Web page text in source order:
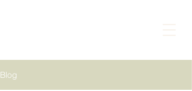
Blog